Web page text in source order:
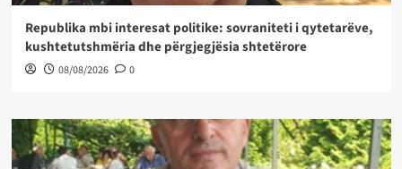
Republika mbi interesat politike: sovraniteti i qytetarëve,
kushtetutshmëria dhe përgjegjësia shtetërore
08/08/2026 0